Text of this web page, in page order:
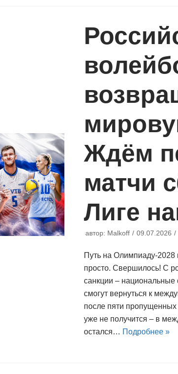
Ждём
матчи
Лиге
автор: Malkoff 09.07.2026
Путь на Олимпиаду-2028
просто. Свершилось! С
санкции –
смогут вернуться к
после пяти пропущенных
уже не получится – в
остался… Подробнее »